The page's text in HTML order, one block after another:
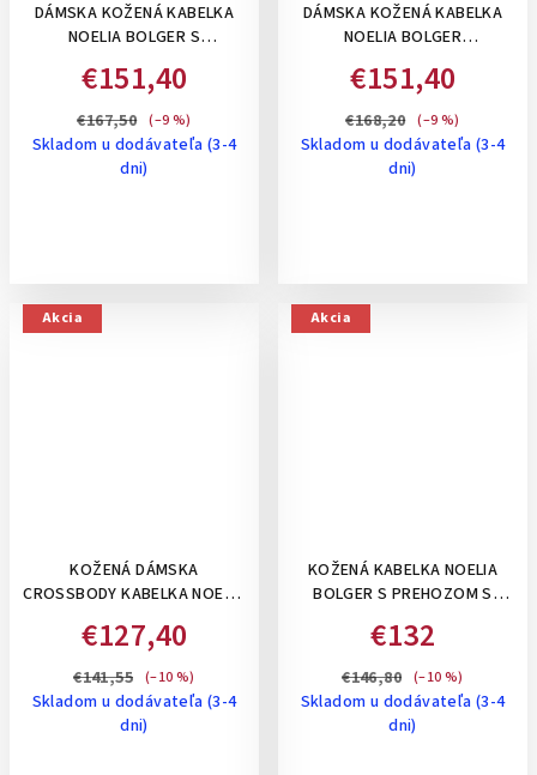
DÁMSKA KOŽENÁ KABELKA
NOELIA BOLGER S
VEĽKÁ- TMAVO HNEDÁ
€151,40
€167,50 (–9 %)
Skladom u dodávateľa (3-4
dni)
DÁMSKA KOŽENÁ KABELKA
NOELIA BOLGER
STREDNÁ - TMAVO HNEDÁ
€151,40
€168,20 (–9 %)
Skladom u dodávateľa (3-4
dni)
Akcia
KOŽENÁ DÁMSKA
CROSSBODY KABELKA NOELIA
STREDNE VEĽKÁ- ČERVENÁ
€127,40
€141,55 (–10 %)
Skladom u dodávateľa (3-4
dni)
Akcia
KOŽENÁ KABELKA NOELIA
BOLGER S PREHOZOM S
RAMIENKOM, VNÚTORNÝMI
PRIEHRADKAMI- HNEDÁ
€132
€146,80 (–10 %)
Skladom u dodávateľa (3-4
dni)